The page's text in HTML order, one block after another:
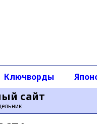
сайт
Ключворды